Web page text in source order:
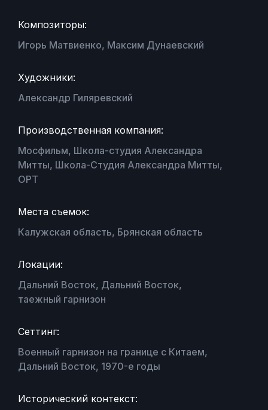
Композиторы:
Игорь Матвиенко, Максим Дунаевский
Художники:
Александр Гиляревский
Производственная компания:
Мосфильм, Школа-студия Александра
Митты, Школа-Студия Александра Митты,
ОРТ
Места съемок:
Калужская область, Брянская область
Локации:
Дальний Восток, Дальний Восток,
таежный гарнизон
Сеттинг:
Военный гарнизон на границе с Китаем,
Дальний Восток, 1970-е годы
Исторический контекст: